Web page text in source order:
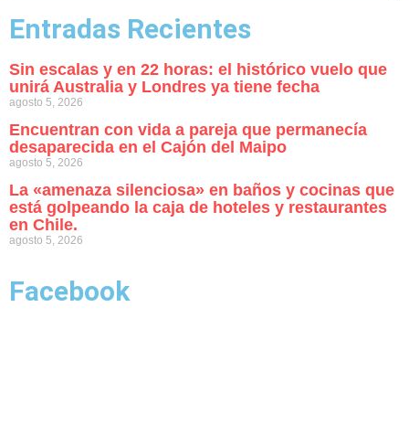
Entradas Recientes
Sin escalas y en 22 horas: el histórico vuelo que
unirá Australia y Londres ya tiene fecha
agosto 5, 2026
Encuentran con vida a pareja que permanecía
desaparecida en el Cajón del Maipo
agosto 5, 2026
La «amenaza silenciosa» en baños y cocinas que
está golpeando la caja de hoteles y restaurantes
en Chile.
agosto 5, 2026
Facebook